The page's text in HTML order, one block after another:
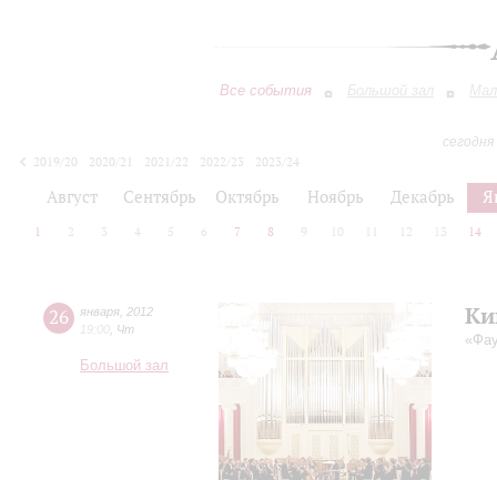
Все события Большой зал
2019/20
2020/21 2021/22 2022/23
2023/24
Август Сентябрь Октябрь Ноябрь Декабрь
1 2 3 4 5 6 7 8 9 10 12 13 14
26 января 2012
19:00 Чт
Большой зал